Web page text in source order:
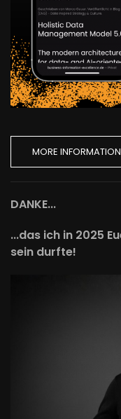
MORE INFORMATION
DANKE...
...das ich in 2025
sein durfte!